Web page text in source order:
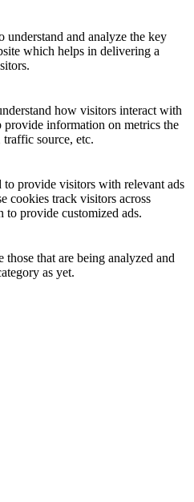
understand and analyze the key
which helps in delivering a
how visitors interact with
provide information on metrics the
source, etc.
to provide visitors with relevant ads
cookies track visitors across
to provide customized ads.
that are being analyzed and
as yet.